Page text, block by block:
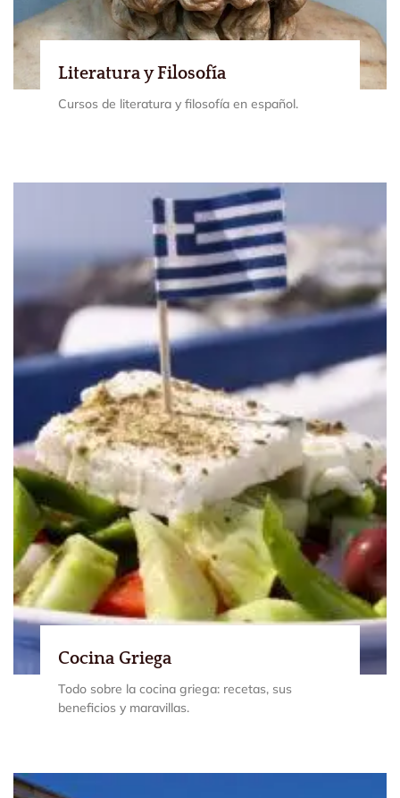
Literatura y Filosofía
Cursos de literatura y filosofía en español.
Cocina Griega
Todo sobre la cocina griega: recetas, sus
beneficios y maravillas.